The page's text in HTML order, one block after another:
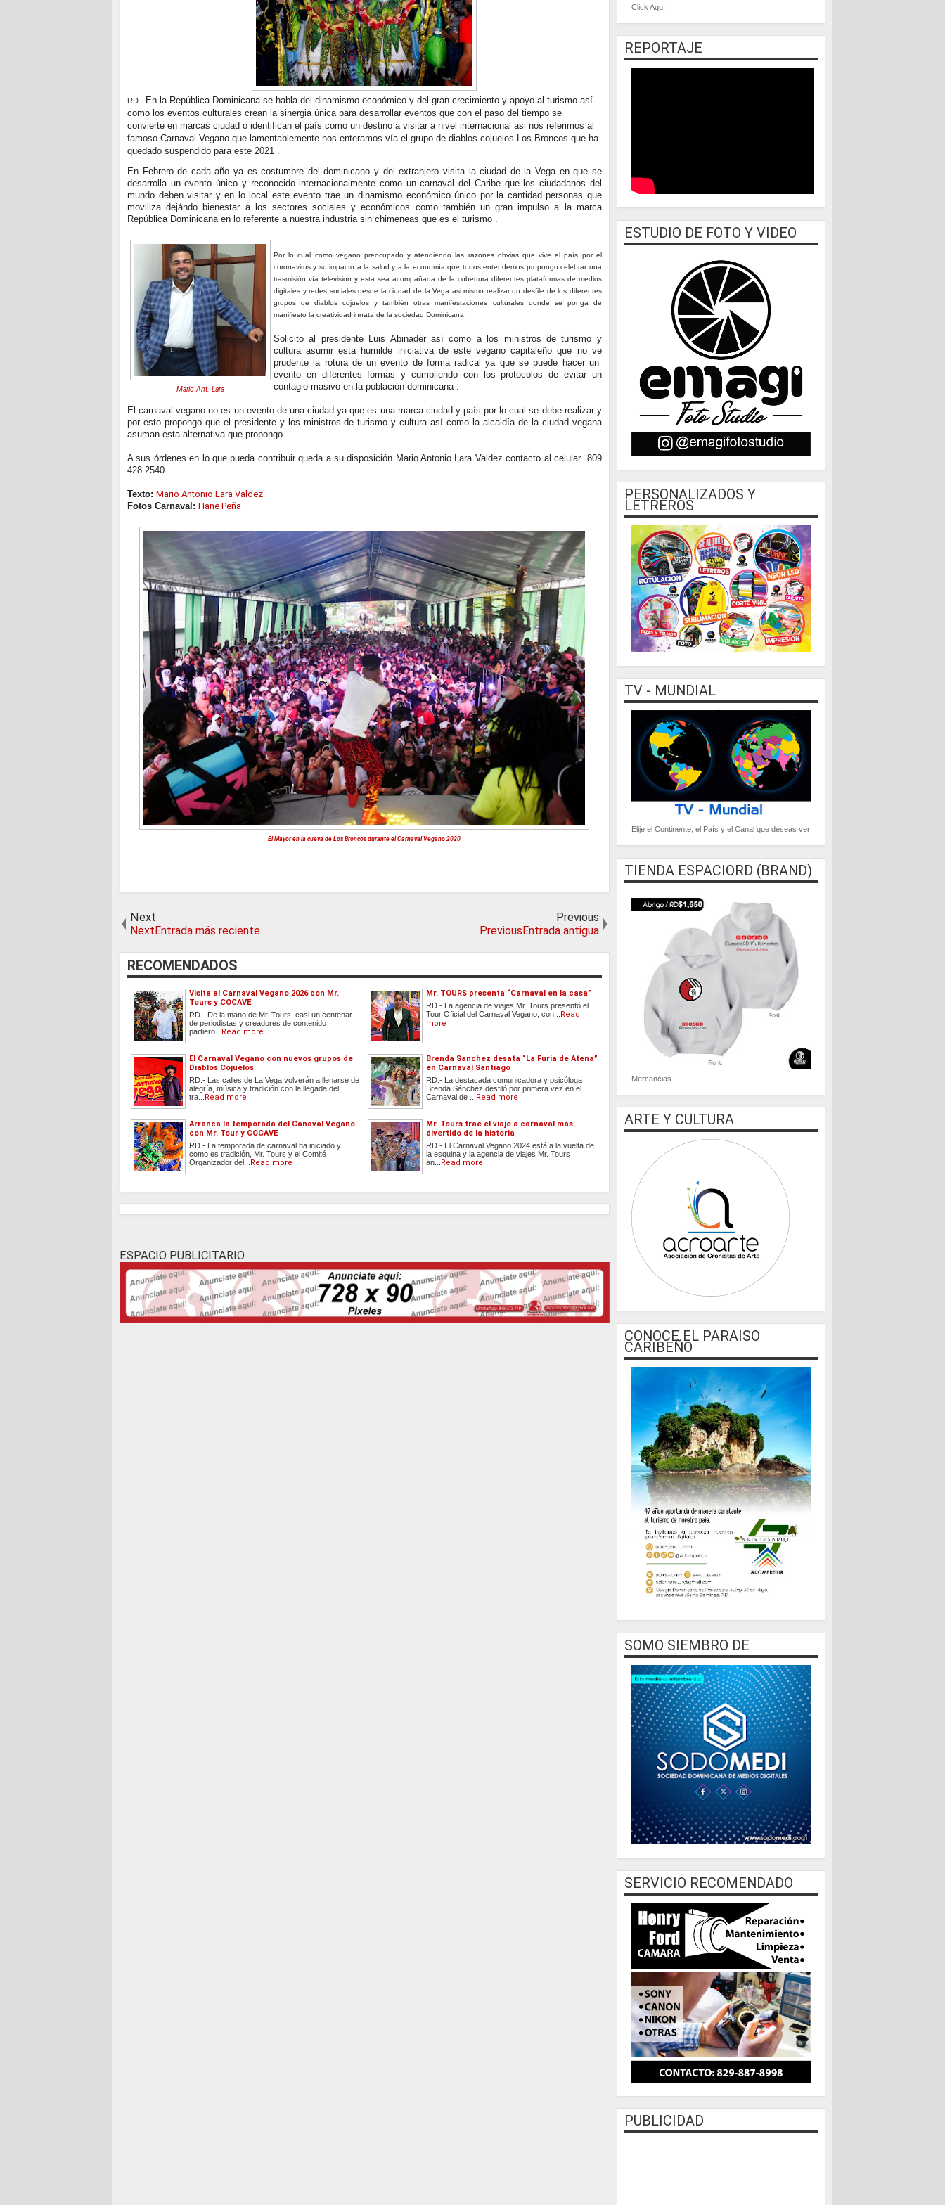
RD.- En la República Dominicana se habla del dinamismo económico y del gran crecimiento y apoyo al turismo así
como los eventos culturales crean la sinergia única para desarrollar eventos que con el paso del tiempo se
convierte en marcas ciudad o identifican el país como un destino a visitar a nivel internacional asi nos referimos al
famoso Carnaval Vegano que lamentablemente nos enteramos vía el grupo de diablos cojuelos Los Broncos que ha
quedado suspendido para este 2021 .
En Febrero de cada año ya es costumbre del dominicano y del extranjero visita la ciudad de la Vega en que se
desarrolla un evento único y reconocido internacionalmente como un carnaval del Caribe que los ciudadanos del
mundo deben visitar y en lo local este evento trae un dinamismo económico único por la cantidad personas que
moviliza dejándo bienestar a los sectores sociales y económicos como también un gran impulso a la marca
República Dominicana en lo referente a nuestra industria sin chimeneas que es el turismo .
Mario Ant. Lara
Por lo cual como vegano preocupado y atendiendo las razones obvias que vive el país por el
coronavirus y su impacto a la salud y a la economía que todos entendemos propongo celebrar una
trasmisión vía televisión y esta sea acompañada de la cobertura diferentes plataformas de medios
digitales y redes sociales desde la ciudad de la Vega asi mismo realizar un desfile de los diferentes
grupos de diablos cojuelos y también otras manifestaciones culturales donde se ponga de
manifiesto la creatividad innata de la sociedad Dominicana.
Solicito al presidente Luis Abinader así como a los ministros de turismo y
cultura asumir esta humilde iniciativa de este vegano capitaleño que no ve
prudente la rotura de un evento de forma radical ya que se puede hacer un
evento en diferentes formas y cumpliendo con los protocolos de evitar un
contagio masivo en la población dominicana .
El carnaval vegano no es un evento de una ciudad ya que es una marca ciudad y país por lo cual se debe realizar y
por esto propongo que el presidente y los ministros de turismo y cultura así como la alcaldía de la ciudad vegana
asuman esta alternativa que propongo .
A sus órdenes en lo que pueda contribuir queda a su disposición Mario Antonio Lara Valdez contacto al celular 809
428 2540 .
Texto: Mario Antonio Lara Valdez
Fotos Carnaval: Hane Peña
El Mayor en la cueva de Los Broncos durante el Carnaval Vegano 2020
Next
NextEntrada más reciente
Previous
PreviousEntrada antigua
RECOMENDADOS
Visita al Carnaval Vegano 2026 con Mr.
Tours y COCAVE
RD.- De la mano de Mr. Tours, casi un centenar
de periodistas y creadores de contenido
partiero... Read more
Mr. TOURS presenta “Carnaval en la casa”
RD.- La agencia de viajes Mr. Tours presentó el
Tour Oficial del Carnaval Vegano, con... Read
more
El Carnaval Vegano con nuevos grupos de
Diablos Cojuelos
RD.- Las calles de La Vega volverán a llenarse de
alegría, música y tradición con la llegada del
tra... Read more
Brenda Sanchez desata “La Furia de Atena”
en Carnaval Santiago
RD.- La destacada comunicadora y psicóloga
Brenda Sánchez desfiló por primera vez en el
Carnaval de ... Read more
Arranca la temporada del Canaval Vegano
con Mr. Tour y COCAVE
RD.- La temporada de carnaval ha iniciado y
como es tradición, Mr. Tours y el Comité
Organizador del... Read more
Mr. Tours trae el viaje a carnaval más
divertido de la historia
RD.- El Carnaval Vegano 2024 está a la vuelta de
la esquina y la agencia de viajes Mr. Tours
an... Read more
ESPACIO PUBLICITARIO
Click Aquí
REPORTAJE
ESTUDIO DE FOTO Y VIDEO
PERSONALIZADOS Y
LETREROS
TV - MUNDIAL
Elije el Continente, el País y el Canal que deseas ver
TIENDA ESPACIORD (BRAND)
Mercancias
ARTE Y CULTURA
CONOCE EL PARAISO
CARIBEÑO
SOMO SIEMBRO DE
SERVICIO RECOMENDADO
PUBLICIDAD